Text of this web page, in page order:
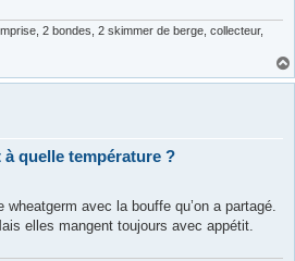
2 bondes, 2 skimmer de berge, collecteur,
quelle température ?
avec la bouffe qu’on a partagé.
elles mangent toujours avec appétit.